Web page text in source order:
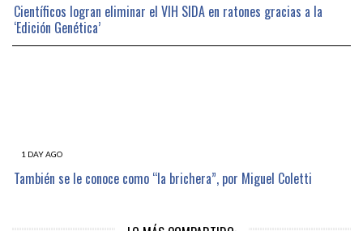
Científicos logran eliminar el VIH SIDA en ratones gracias a la
‘Edición Genética’
1 DAY AGO
También se le conoce como “la brichera”, por Miguel Coletti